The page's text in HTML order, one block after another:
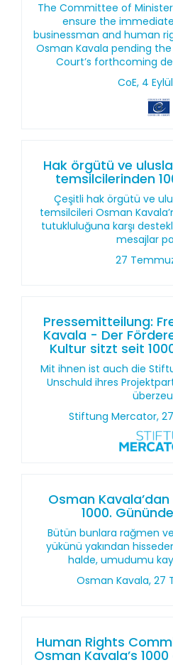
The Committee of
ensure the
businessman and human
Osman Kavala pending
Court’s forthcoming
CoE, 4
Hak örgütü ve
temsilcilerinden
Çeşitli hak örgütü ve
temsilcileri Osman
tutukluluğuna karşı
mesajlar
27
Pressemitteilung:
Kavala - Der
Kultur sitzt seit
Mit ihnen ist auch die
Unschuld ihres
Stiftung Mercator,
Osman
1000.
Bütün bunlara rağmen
yükünü yakından
halde, umudumu
Osman Kavala, 27
Human Rights
Osman Kavala’s